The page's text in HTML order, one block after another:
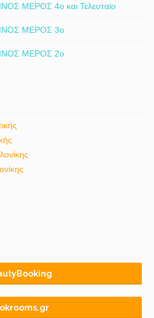
ΜΕΡΟΣ 4ο και Τελευταίο
ΜΕΡΟΣ 3ο
ΜΕΡΟΣ 2ο